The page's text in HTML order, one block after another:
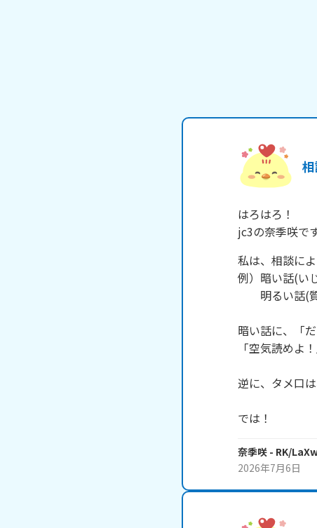
はろはろ！
jc3の奈季咲で
私は、相談に
例）暗い話(い
明るい話(
暗い話に、「
「空気読めよ
逆に、タメ口
では！
奈季咲 - RK/
2026年7月6日